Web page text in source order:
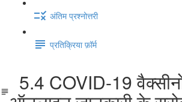
अंतिम प्रश्नोत्तरी
प्रतिक्रिया फ़ॉर्म
5.4 COVID-19